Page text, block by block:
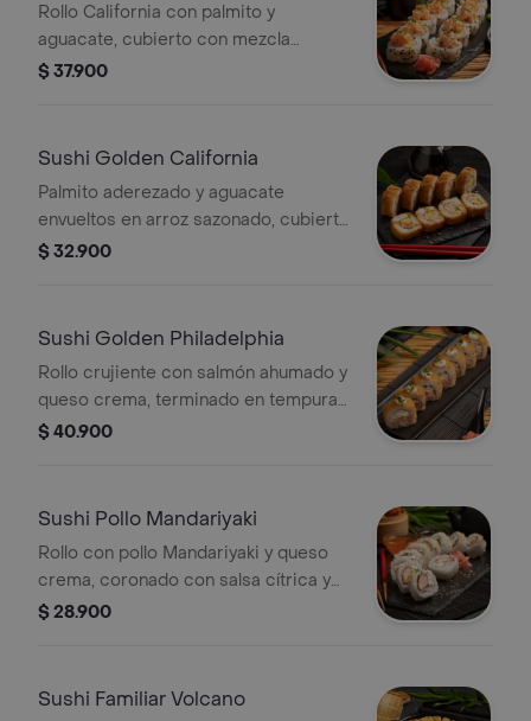
Rollo California con palmito y
aguacate, cubierto con mezcla
cremosa de cangrejo y camarón,
textura suave.
$ 37.900
Sushi Golden California
Palmito aderezado y aguacate
envueltos en arroz sazonado, cubierto
con una capa crujiente de tempura y
$ 32.900
Sushi Golden Philadelphia
Rollo crujiente con salmón ahumado y
queso crema, terminado en tempura y
bañado en anguila glaseada, con un
$ 40.900
Sushi Pollo Mandariyaki
Rollo con pollo Mandariyaki y queso
crema, coronado con salsa cítrica y
mayonesa sriracha suave. Un bocado
$ 28.900
Sushi Familiar Volcano